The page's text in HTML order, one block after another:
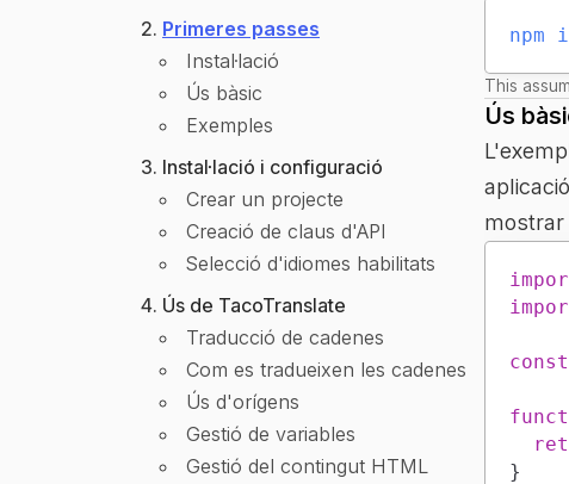
Primeres passes
Instal·lació
Ús bàsic
Exemples
Instal·lació i configuració
Crear un projecte
Creació de claus d'API
Selecció d'idiomes habilitats
Ús de TacoTranslate
Traducció de cadenes
Com es tradueixen les cadenes
Ús d'orígens
Gestió de variables
Gestió del contingut HTML
npm
This
Ús
mostrar
const
}